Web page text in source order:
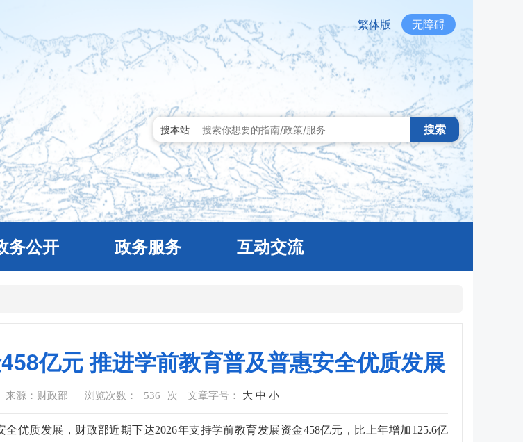
繁体版 无障碍
搜本站 搜索
务公开 政务服务 互动交流
亿元 推进学前教育普及普惠安全优质发展
来源：财政部 浏览次数： 536 次 文章字号： 大 中 小
优质发展，财政部近期下达2026年支持学前教育发展资金458亿元，比上年增加125.6亿